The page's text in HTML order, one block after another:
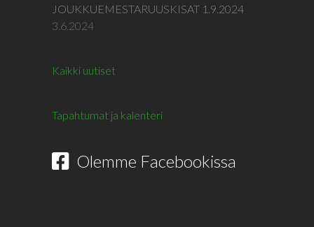
JOUKKUEMESTARUUSKISAT 1.9.2024
3.6.2024
Kaikki uutiset
Tapahtumat ja kalenteri
Olemme Facebookissa